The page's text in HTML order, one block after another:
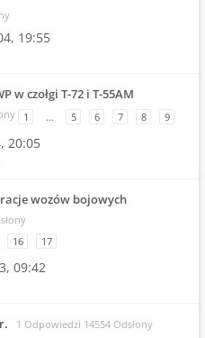
19:55
w czołgi T-72 i T-55AM
1 … 5 6 7 8 9
20:05
wozów bojowych
16 17
09:42
1 Odpowiedzi 14554 Odsłony